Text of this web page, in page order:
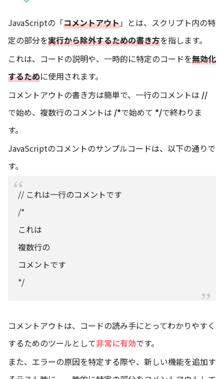
JavaScriptの「コメントアウト」とは、スクリプト内の特
定の部分を実行から除外するための書き方を指します。
これは、コードの説明や、一時的に特定のコードを無効化
するために使用されます。
コメントアウトの書き方は簡単で、一行のコメントは //
で始め、複数行のコメントは /*で始めて */で終わりま
す。
JavaScriptのコメントのサンプルコードは、以下の通りで
す。
// これは一行のコメントです
/*
これは
複数行の
コメントです
*/
コメントアウトは、コードの読み手にとってわかりやすく
するためのツールとして非常に有効です。
また、エラーの原因を特定する際や、新しい機能を追加す